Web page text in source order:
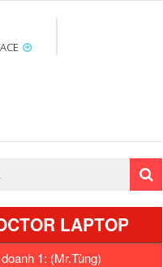
phím Sửa Mainboard
LAPTOP
1: (Mr.Tùng)